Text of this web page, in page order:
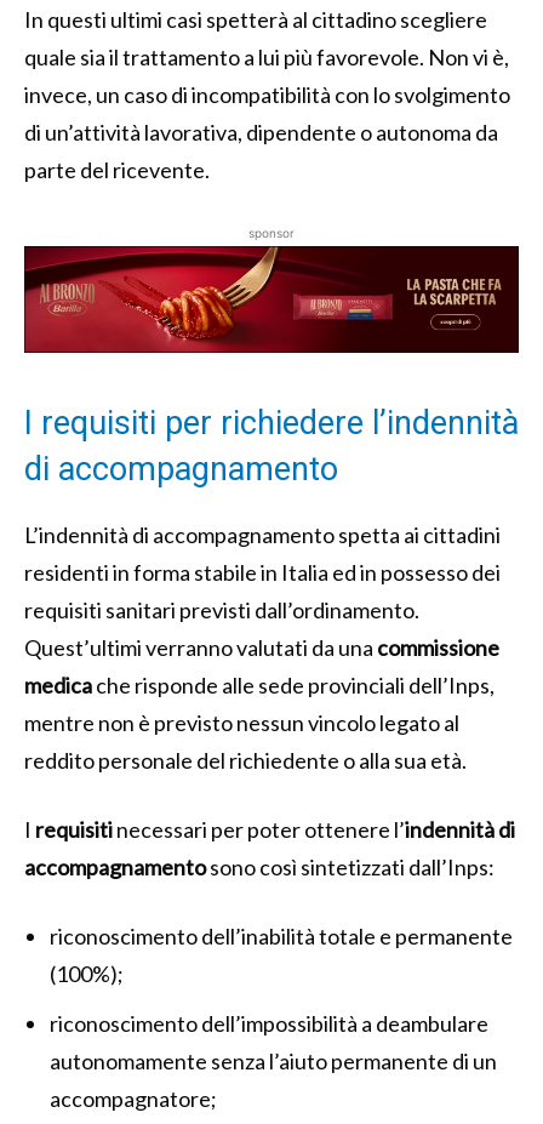
In questi ultimi casi spetterà al cittadino scegliere
quale sia il trattamento a lui più favorevole. Non vi è,
invece, un caso di incompatibilità con lo svolgimento
di un’attività lavorativa, dipendente o autonoma da
parte del ricevente.
sponsor
I requisiti per richiedere l’indennità
di accompagnamento
L’indennità di accompagnamento spetta ai cittadini
residenti in forma stabile in Italia ed in possesso dei
requisiti sanitari previsti dall’ordinamento.
Quest’ultimi verranno valutati da una commissione
medicache risponde alle sede provinciali dell’Inps,
mentre non è previsto nessun vincolo legato al
reddito personale del richiedente o alla sua età.
I requisitinecessari per poter ottenere l’indennità di
accompagnamentosono così sintetizzati dall’Inps:
riconoscimento dell’inabilità totale e permanente
(100%);
riconoscimento dell’impossibilità a deambulare
autonomamente senza l’aiuto permanente di un
accompagnatore;